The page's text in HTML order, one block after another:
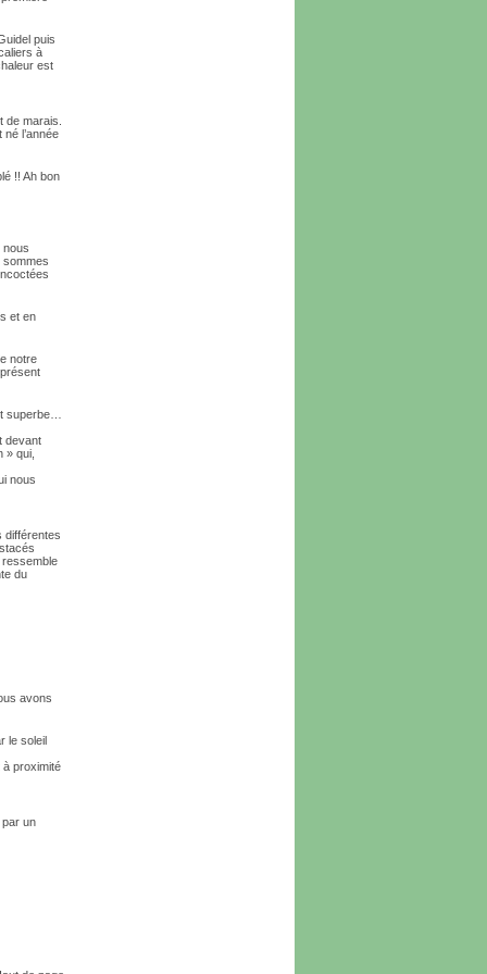
puis
à
est
de marais.
l’année
!! Ah bon
nous
et en
notre
superbe…
devant
» qui,
nous
différentes
ressemble
du
avons
le soleil
à proximité
un